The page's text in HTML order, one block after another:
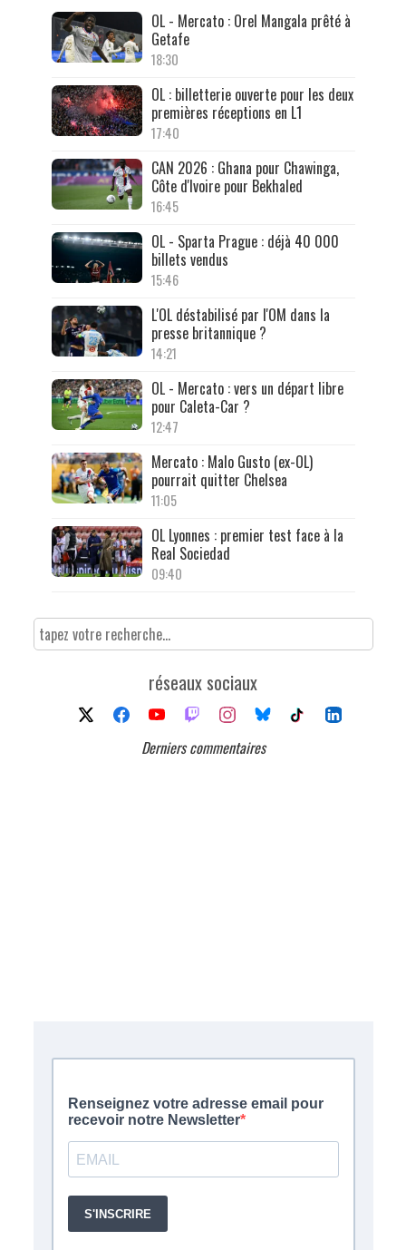
OL - Mercato : Orel Mangala prêté à
Getafe
18:30
OL : billetterie ouverte pour les deux
premières réceptions en L1
17:40
CAN 2026 : Ghana pour Chawinga,
Côte d'Ivoire pour Bekhaled
16:45
OL - Sparta Prague : déjà 40 000
billets vendus
15:46
L'OL déstabilisé par l'OM dans la
presse britannique ?
14:21
OL - Mercato : vers un départ libre
pour Caleta-Car ?
12:47
Mercato : Malo Gusto (ex-OL)
pourrait quitter Chelsea
11:05
OL Lyonnes : premier test face à la
Real Sociedad
09:40
réseaux sociaux
Derniers commentaires